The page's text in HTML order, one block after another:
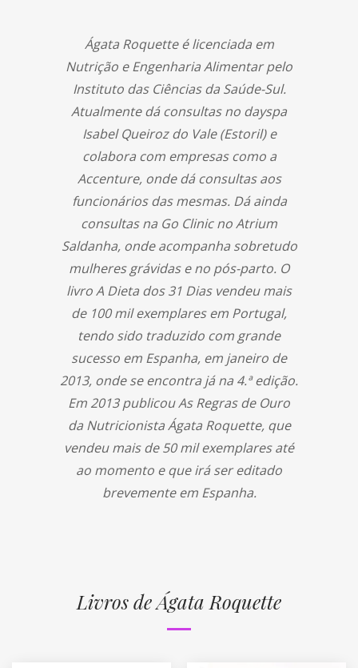
Ágata Roquette é licenciada em
Nutrição e Engenharia Alimentar pelo
Instituto das Ciências da Saúde-Sul.
Atualmente dá consultas no dayspa
Isabel Queiroz do Vale (Estoril) e
colabora com empresas como a
Accenture, onde dá consultas aos
funcionários das mesmas. Dá ainda
consultas na Go Clinic no Atrium
Saldanha, onde acompanha sobretudo
mulheres grávidas e no pós-parto. O
livro A Dieta dos 31 Dias vendeu mais
de 100 mil exemplares em Portugal,
tendo sido traduzido com grande
sucesso em Espanha, em janeiro de
2013, onde se encontra já na 4.ª edição.
Em 2013 publicou As Regras de Ouro
da Nutricionista Ágata Roquette, que
vendeu mais de 50 mil exemplares até
ao momento e que irá ser editado
brevemente em Espanha.
Livros de Ágata Roquette